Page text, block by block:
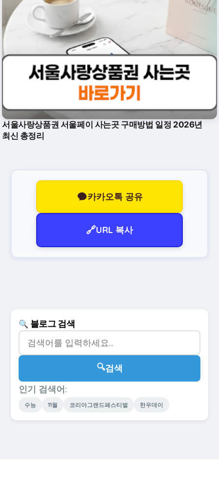
서울사랑상품권 서울페이 사는곳 구매방법 일정 2026년
최신 총정리
카카오톡 공유
🔗URL 복사
🔍 블로그 검색
🔍검색
인기 검색어:
수능 11월 코리아그랜드페스티벌 한우데이